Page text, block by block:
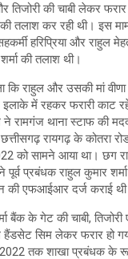
की चाबी लेकर फरार
तलाश कर रही थी। इस
हरिप्रिया और राहुल
की तलाश थी।
कि राहुल और उसकी मां वीणा
में रहकर फरारी काट
रामगंज थाना स्टाफ की
रायगढ़ के कोतरा
को सामने आया था। छग
प्रबंधक राहुल कुमार शर्मा
की एफआईआर दर्ज कराई
बैंक के गेट की चाबी,
हैंडसेट सिम लेकर फरार हो
तक शाखा प्रबंधक के